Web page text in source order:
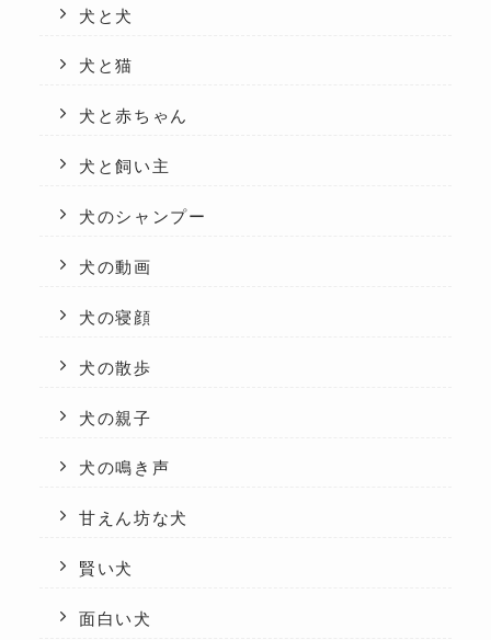
犬と犬
犬と猫
犬と赤ちゃん
犬と飼い主
犬のシャンプー
犬の動画
犬の寝顔
犬の散歩
犬の親子
犬の鳴き声
甘えん坊な犬
賢い犬
面白い犬